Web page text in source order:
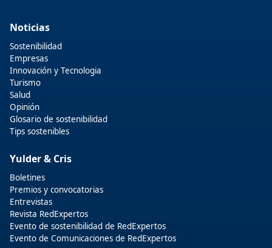
Noticias
Sostenibilidad
Empresas
Innovación y Tecnologia
Turismo
Salud
Opinión
Glosario de sostenibilidad
Tips sostenibles
Yulder & Cris
Boletines
Premios y convocatorias
Entrevistas
Revista RedExpertos
Evento de sostenibilidad de RedExpertos
Evento de Comunicaciones de RedExpertos